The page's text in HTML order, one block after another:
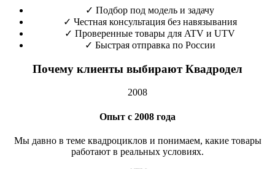
✓ Подбор под модель и задачу
✓ Честная консультация без навязывания
✓ Проверенные товары для ATV и UTV
✓ Быстрая отправка по России
Почему клиенты выбирают Квадродел
2008
Опыт с 2008 года
Мы давно в теме квадроциклов и понимаем, какие товары
работают в реальных условиях.